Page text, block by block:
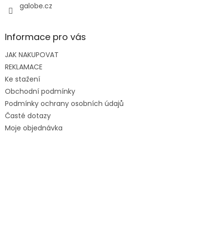
galobe.cz
Informace pro vás
JAK NAKUPOVAT
REKLAMACE
Ke stažení
Obchodní podmínky
Podmínky ochrany osobních údajů
Časté dotazy
Moje objednávka